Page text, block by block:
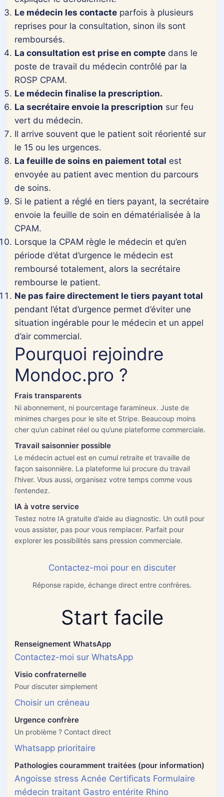
JJ
slash
AAAA
Dr. Nagib Moatassime— RPPS 10002078391
115 bd de Lamballe, 45400 Fleury-les-Aubrais
Donnees securisees · Tiers payant 7,50 EUR · Remboursement CPAM
Le médecin les contacte parfois à plusieurs
reprises pour la consultation, sinon ils sont
remboursés.
La consultation est prise en compte dans le
poste de travail du médecin contrôlé par la
ROSP CPAM.
Le médecin finalise la prescription.
La secrétaire envoie la prescription sur feu
vert du médecin.
Il arrive souvent que le patient soit réorienté sur
le 15 ou les urgences.
La feuille de soins en paiement total est
envoyée au patient avec mention du parcours
de soins.
Si le patient a réglé en tiers payant, la secrétaire
envoie la feuille de soin en dématérialisée à la
CPAM.
Lorsque la CPAM règle le médecin et qu’en
période d’état d’urgence le médecin est
remboursé totalement, alors la secrétaire
rembourse le patient.
Ne pas faire directement le tiers payant total
pendant l’état d’urgence permet d’éviter une
situation ingérable pour le médecin et un appel
d’air commercial.
Pourquoi rejoindre
Mondoc.pro ?
Frais transparents
Ni abonnement, ni pourcentage faramineux. Juste de
minimes charges pour le site et Stripe. Beaucoup moins
cher qu’un cabinet réel ou qu’une plateforme commerciale.
Travail saisonnier possible
Le médecin actuel est en cumul retraite et travaille de
façon saisonnière. La plateforme lui procure du travail
l’hiver. Vous aussi, organisez votre temps comme vous
l’entendez.
IA à votre service
Testez notre IA gratuite d’aide au diagnostic. Un outil pour
vous assister, pas pour vous remplacer. Parfait pour
explorer les possibilités sans pression commerciale.
Contactez-moi pour en discuter
Réponse rapide, échange direct entre confrères.
Start facile
Renseignement WhatsApp
Contactez-moi sur WhatsApp
Visio confraternelle
Pour discuter simplement
Choisir un créneau
Urgence confrère
Un problème ? Contact direct
Whatsapp prioritaire
Pathologies couramment traitées (pour information)
Angoisse stress Acnée Certificats Formulaire
médecin traitant Gastro entérite Rhino